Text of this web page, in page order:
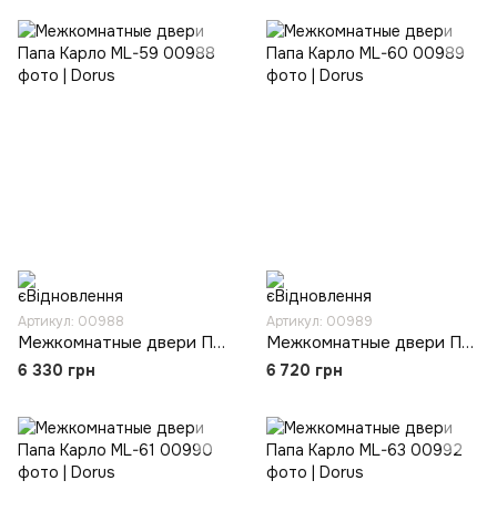
Артикул: 00988
Межкомнатные двери Папа Карло ML-59
6 330 грн
Артикул: 00989
Межкомнатные двери Папа Карло ML-60
6 720 грн